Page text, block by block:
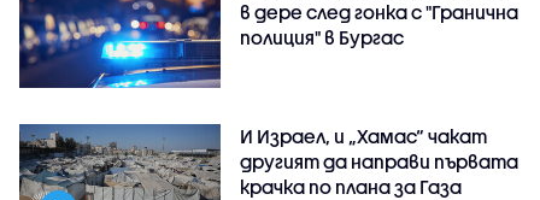
в дере след гонка с "Гранична
полиция" в Бургас
И Израел, и „Хамас“ чакат
другият да направи първата
крачка по плана за Газа